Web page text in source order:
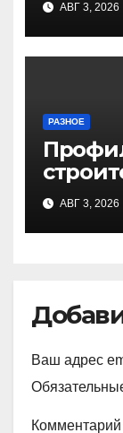
АВГ 3, 2026
РАЗНОЕ
Медичи
АВГ 3, 2026
Ваш адрес
Комментарий